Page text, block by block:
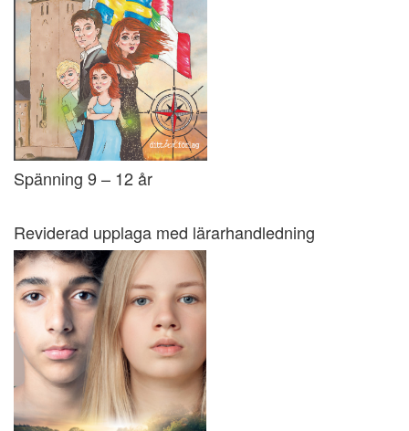
Spänning 9 – 12 år
Reviderad upplaga med lärarhandledning